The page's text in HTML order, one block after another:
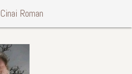
Cinai Roman